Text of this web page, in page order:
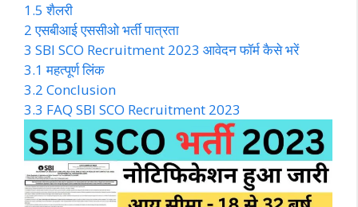
1.5 शैलरी
2 एसबीआई एससीओ भर्ती पात्रता
3 SBI SCO Recruitment 2023 आवेदन फॉर्म कैसे भरें
3.1 महत्पूर्ण लिंक
3.2 Conclusion
3.3 FAQ SBI SCO Recruitment 2023